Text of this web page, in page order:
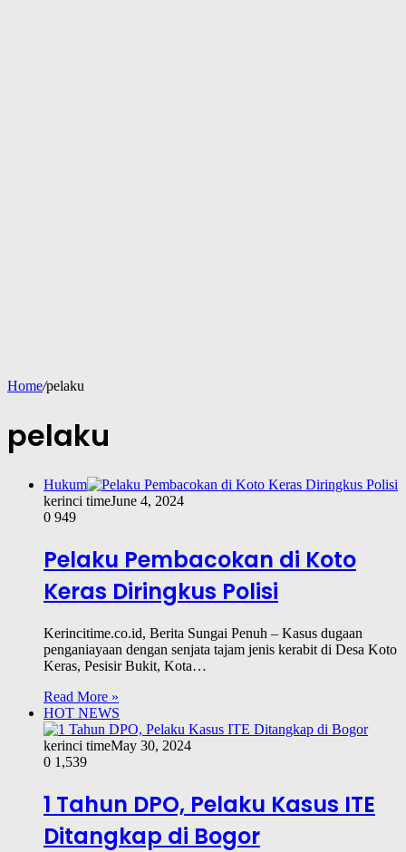
Home/pelaku
pelaku
Hukum
kerinci timeJune 4, 2024
0 949
Pelaku Pembacokan di Koto
Keras Diringkus Polisi
Kerincitime.co.id, Berita Sungai Penuh – Kasus dugaan
penganiayaan dengan senjata tajam jenis kerabit di Desa Koto
Keras, Pesisir Bukit, Kota…
Read More »
HOT NEWS
kerinci timeMay 30, 2024
0 1,539
1 Tahun DPO, Pelaku Kasus ITE
Ditangkap di Bogor